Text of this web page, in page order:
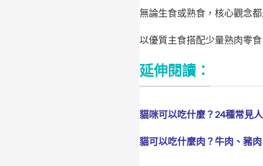
無論生食或熟食，核心觀念
以優質主食搭配少量熟肉零
延伸閱讀：
貓咪可以吃什麼？24種常見
貓可以吃什麼肉？牛肉、豬